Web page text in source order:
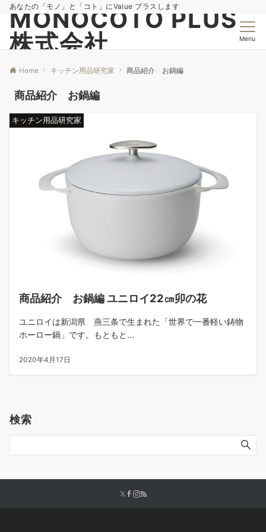
あなたの「モノ」と「コト」にValue プラスします
MONOCOTO PLUS
株式会社
Menu
Home キッチン用品研究家 商品紹介 お鍋編
商品紹介 お鍋編
キッチン用品研究家
商品紹介 お鍋編 ユニロイ22㎝卯の花
ユニロイは新潟県 燕三条で生まれた「世界で一番軽い鋳物
ホーロー鍋」です。もともと...
2020年4月17日
検索